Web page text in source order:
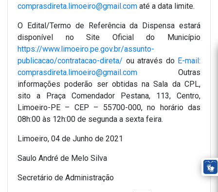
comprasdireta.limoeiro@gmail.com até a data limite.
O Edital/Termo de Referência da Dispensa estará
disponível no Site Oficial do Município
https://www.limoeiro.pe.gov.br/assunto-
publicacao/contratacao-direta/ ou através do E-mail:
comprasdireta.limoeiro@gmail.com Outras
informações poderão ser obtidas na Sala da CPL,
sito a Praça Comendador Pestana, 113, Centro,
Limoeiro-PE – CEP – 55700-000, no horário das
08h:00 às 12h:00 de segunda a sexta feira.
Limoeiro, 04 de Junho de 2021
Saulo André de Melo Silva
Secretário de Administração